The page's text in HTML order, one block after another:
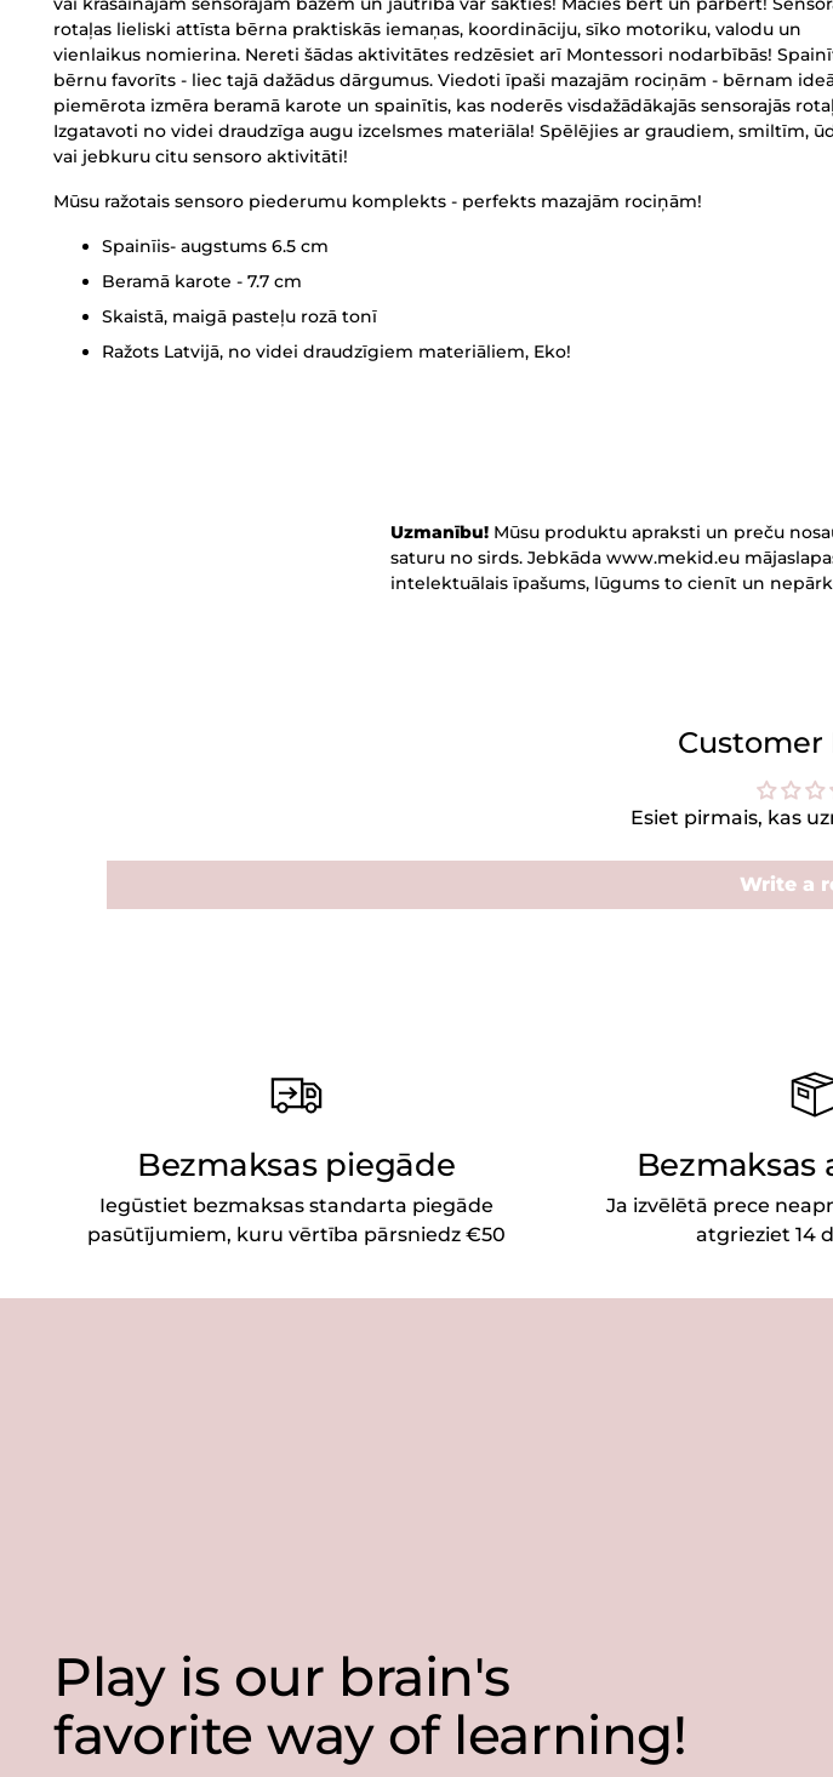
rotaļas lieliski attīsta bērna praktiskās iemaņas, koordināciju, sīko motoriku, valodu un
vienlaikus nomierina. Nereti šādas aktivitātes redzēsiet arī Montessori nodarbībās!
bērnu favorīts - liec tajā dažādus dārgumus. Viedoti īpaši mazajām rociņām - bērnam
piemērota izmēra beramā karote un spainītis, kas noderēs visdažādākajās sensorajās
Izgatavoti no videi draudzīga augu izcelsmes materiāla! Spēlējies ar graudiem, smiltīm,
vai jebkuru citu sensoro aktivitāti!
Mūsu ražotais sensoro piederumu komplekts - perfekts mazajām rociņām!
Spainīis- augstums 6.5 cm
Beramā karote - 7.7 cm
Skaistā, maigā pasteļu rozā tonī
Ražots Latvijā, no videi draudzīgiem materiāliem, Eko!
Uzmanību! Mūsu produktu apraksti un preču
saturu no sirds. Jebkāda www.mekid.eu
intelektuālais īpašums, lūgums to cienīt un
Customer
Esiet pirmais, kas
Write a
Bezmaksas piegāde
Iegūstiet bezmaksas standarta piegāde
pasūtījumiem, kuru vērtība pārsniedz €50
Bezmaksas
Ja izvēlētā prece
atgrieziet 14
Play is our brain's
favorite way of learning!